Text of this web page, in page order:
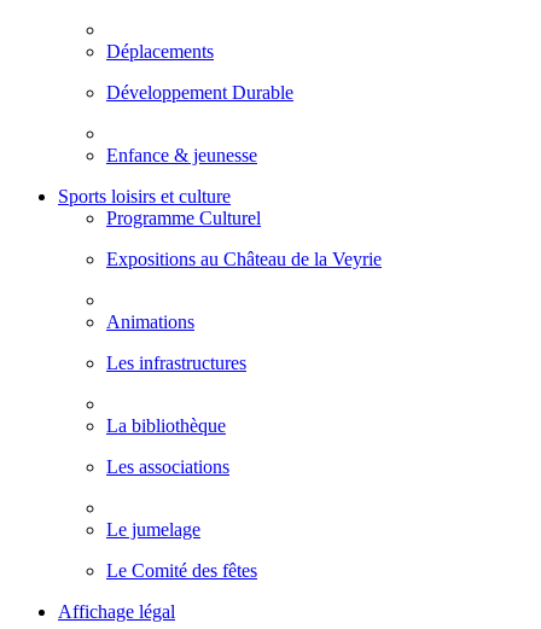
Déplacements
Développement Durable
Enfance & jeunesse
Sports loisirs et culture
Programme Culturel
Expositions au Château de la Veyrie
Animations
Les infrastructures
La bibliothèque
Les associations
Le jumelage
Le Comité des fêtes
Affichage légal